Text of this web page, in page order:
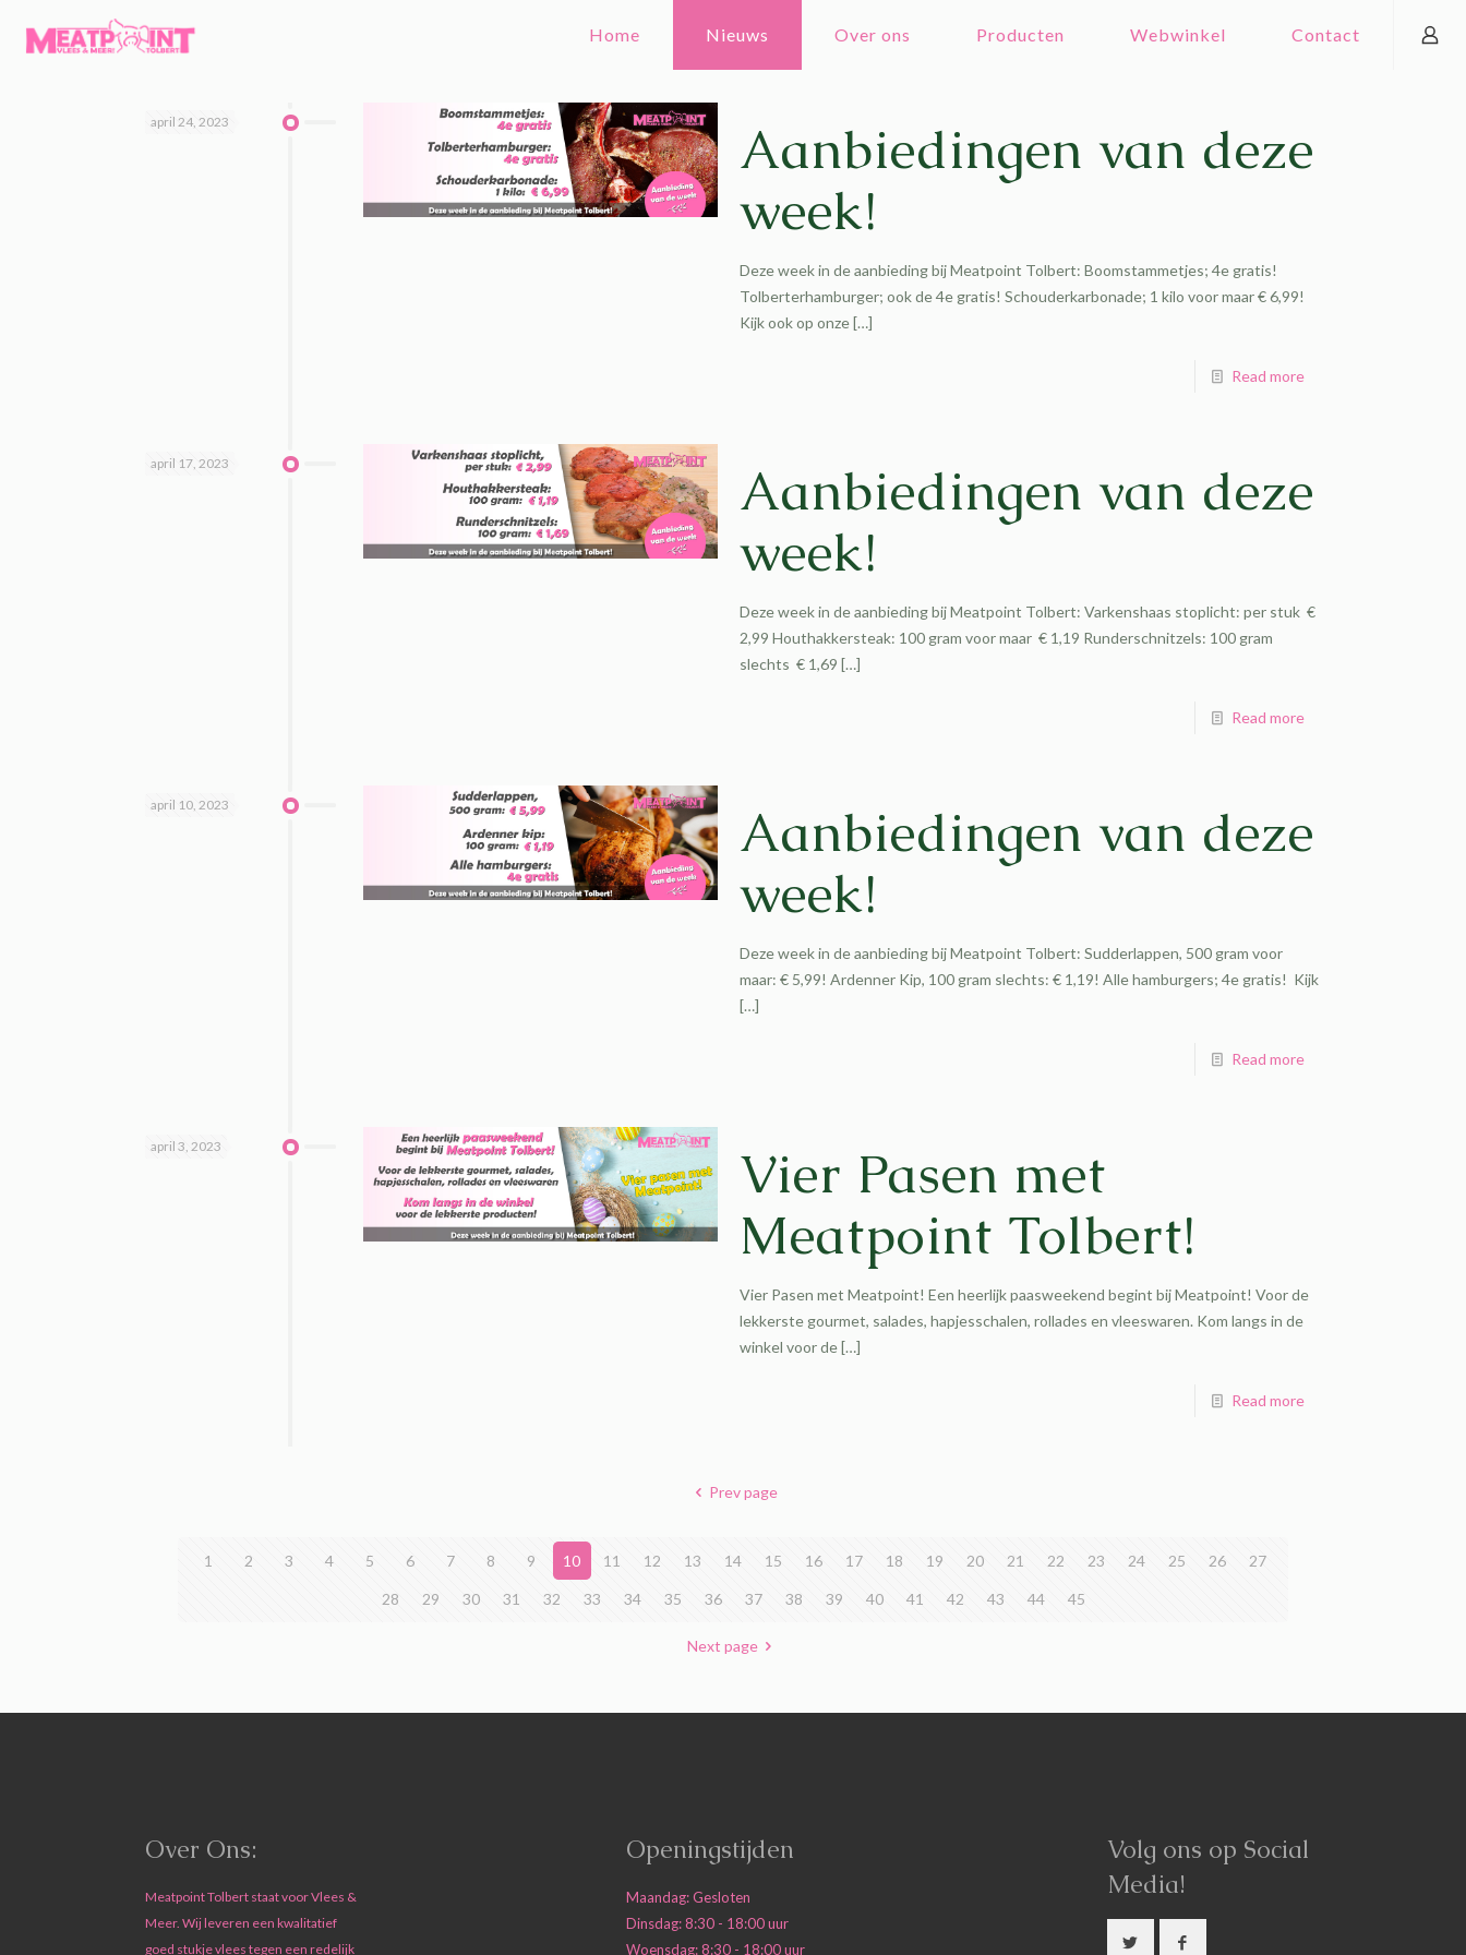
Home Nieuws Over ons Producten Webwinkel Contact
april 24, 2023
Aanbiedingen van deze
week!
Deze week in de aanbieding bij Meatpoint Tolbert: Boomstammetjes; 4e gratis!
Tolberterhamburger; ook de 4e gratis! Schouderkarbonade; 1 kilo voor maar € 6,99!
Kijk ook op onze[…]
Read more
april 17, 2023
Aanbiedingen van deze
week!
Deze week in de aanbieding bij Meatpoint Tolbert: Varkenshaas stoplicht: per stuk €
2,99 Houthakkersteak: 100 gram voor maar € 1,19 Runderschnitzels: 100 gram
slechts € 1,69 […]
Read more
april 10, 2023
Aanbiedingen van deze
week!
Deze week in de aanbieding bij Meatpoint Tolbert: Sudderlappen, 500 gram voor
maar: € 5,99! Ardenner Kip, 100 gram slechts: € 1,19! Alle hamburgers; 4e gratis! Kijk
[…]
Read more
april 3, 2023
Vier Pasen met
Meatpoint Tolbert!
Vier Pasen met Meatpoint! Een heerlijk paasweekend begint bij Meatpoint! Voor de
lekkerste gourmet, salades, hapjesschalen, rollades en vleeswaren. Kom langs in de
winkel voor de[…]
Read more
Prev page
1 2 3 4 5 6 7 8 9 10 11 12 13 14 15 16 17 18 19 20 21 22 23 24 25 26 27
28 29 30 31 32 33 34 35 36 37 38 39 40 41 42 43 44 45
Next page
Over Ons:
Meatpoint Tolbert staat voor Vlees &
Meer. Wij leveren een kwalitatief
goed stukje vlees tegen een redelijk
Openingstijden
Maandag: Gesloten
Dinsdag: 8:30 - 18:00 uur
Woensdag: 8:30 - 18:00 uur
Volg ons op Social
Media!